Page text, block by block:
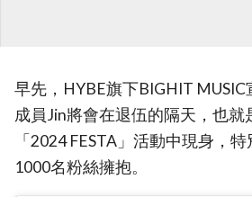
早先，HYBE旗下BIGHIT MUSIC
成員Jin將會在退伍的隔天，也就
「2024 FESTA」活動中現身，
1000名粉絲擁抱。